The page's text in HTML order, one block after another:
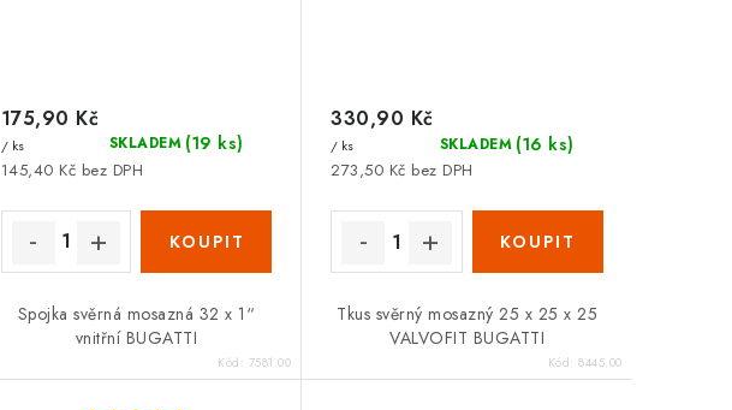
SKLADEM (19 ks)
145,40 Kč bez DPH
175,90 Kč
/ ks
Spojka svěrná mosazná 32 x 1“
vnitřní BUGATTI
Kód: 7581.00
SKLADEM (16 ks)
273,50 Kč bez DPH
330,90 Kč
/ ks
Tkus svěrný mosazný 25 x 25 x 25
VALVOFIT BUGATTI
Kód:8445.00